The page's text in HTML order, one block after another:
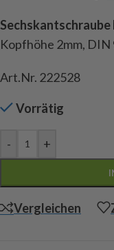
Kopfhöhe 2mm,
Art.Nr. 222528
Vorrätig
- +
Vergleichen